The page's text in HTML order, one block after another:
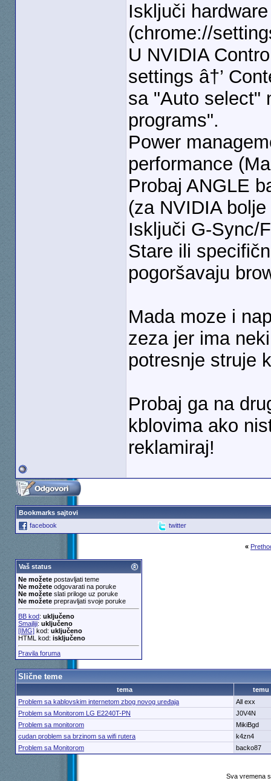
Isključi
(chrome://
U NVIDIA
settings â†’
sa "Auto select"
programs".
Power
performance
Probaj ANGLE
(za NVIDIA
Isključi G-Sync/
Stare ili
pogoršavaju
Mada moze i
zeza jer ima
potresnje struje
Probaj ga na
kblovima ako
reklamiraj!
Bookmarks sajtovi
facebook
twitter
«
Vaš status
Ne možetepostavljati teme
Ne možeteodgovarati na poruke
Ne možeteslati priloge uz poruke
Ne možeteprepravljati svoje poruke
BB kod: uključeno
Smajliji: uključeno
[IMG]kod: uključeno
HTML kod: isključeno
Pravila foruma
Slične teme
tema
temu
Problem sa kablovskim internetom zbog novog uređaja
All exx
Problem sa Monitorom LG E2240T-PN
J0V4N
Problem sa monitorom
MikiBgd
cudan problem sa brzinom sa wifi rutera
k4zn4
Problem sa Monitorom
backo87
Sva vremena